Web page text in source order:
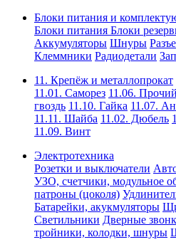
Блоки питания и
Блоки питания Блоки
Аккумуляторы Шнуры
Клеммники Радиодетали
11. Крепёж и металлопрокат
11.01. Саморез 11.06.
гвоздь 11.10. Гайка 11.07.
11.11. Шайба 11.02. Дюбель
11.09. Винт
Электротехника
Розетки и выключатели
УЗО, счетчики, модульное
патроны (цоколя)
Батарейки, акукмуляторы
Светильники Дверные
тройники, колодки, шнуры